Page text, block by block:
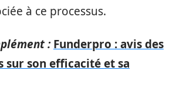
à ce processus.
: Funderpro : avis des
sur son efficacité et sa